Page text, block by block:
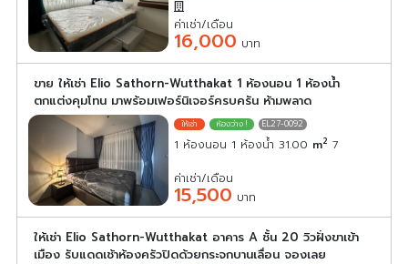
ค่าเช่า/เดือน
16,000 บาท
ขาย ให้เช่า Elio Sathorn-Wutthakat 1 ห้องนอน 1 ห้องน้ำ
ตกแต่งคุมโทน มาพร้อมเฟอร์นิเจอร์ครบครัน ห้ามพลาด
EL27-0092
1 ห้องนอน 1 ห้องน้ำ 31.00 m2 7
ค่าเช่า/เดือน
15,500 บาท
ให้เช่า Elio Sathorn-Wutthakat อาคาร A ชั้น 20 วิวฝั่งขาเข้า
เมือง รับแดดเช้าห้องครัวปิดด้วยกระจกบานเลื่อน จองเลย